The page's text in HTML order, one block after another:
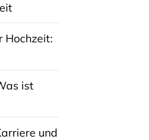
Hochzeit:
ist
und